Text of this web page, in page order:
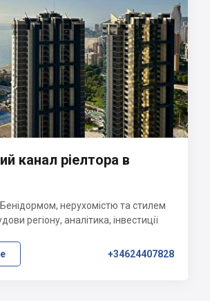
канал ріелтора в
нерухомістю та стилем
регіону, аналітика, інвестиції
+34624407828